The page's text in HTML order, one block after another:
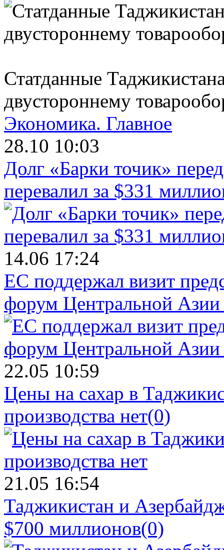
Статданные
двустороннему
Экономика. Главное
28.10 10:03
Долг «Барки точик»
перевалил за $331
14.06 17:24
ЕС поддержал визит
форум Центральной Азии
22.05 10:59
Цены на сахар в
производства нет(0)
21.05 16:54
Таджикистан и
$700 миллионов(0)